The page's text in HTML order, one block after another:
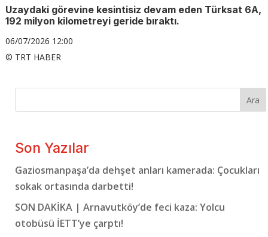
Uzaydaki görevine kesintisiz devam eden Türksat 6A,
192 milyon kilometreyi geride bıraktı.
06/07/2026 12:00
© TRT HABER
Ara
Son Yazılar
Gaziosmanpaşa’da dehşet anları kamerada: Çocukları
sokak ortasında darbetti!
SON DAKİKA | Arnavutköy’de feci kaza: Yolcu
otobüsü İETT’ye çarptı!